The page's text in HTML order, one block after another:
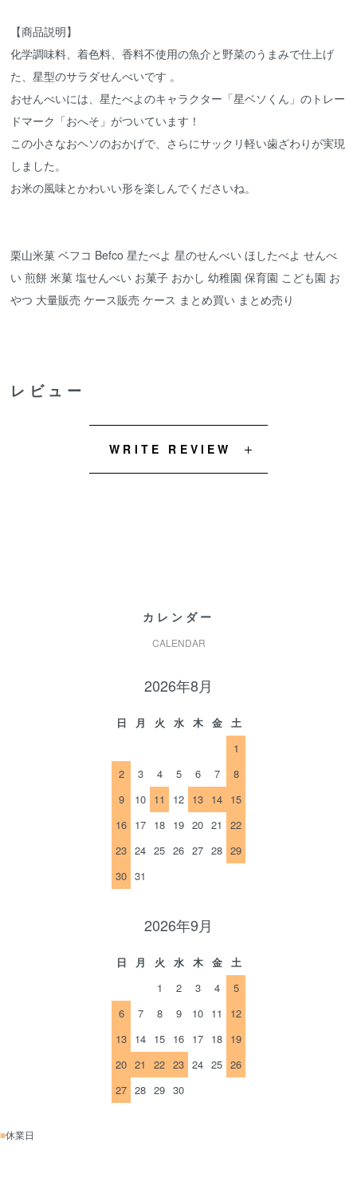
【商品説明】
化学調味料、着色料、香料不使用の魚介と野菜のうまみで仕上げ
た、星型のサラダせんべいです 。
おせんべいには、星たべよのキャラクター「星ベソくん」のトレー
ドマーク「おへそ」がついています！
この小さなおヘソのおかげで、さらにサックリ軽い歯ざわりが実現
しました。
お米の風味とかわいい形を楽しんでくださいね。
栗山米菓 ベフコ Befco 星たべよ 星のせんべい ほしたべよ せんべ
い 煎餅 米菓 塩せんべい お菓子 おかし 幼稚園 保育園 こども園 お
やつ 大量販売 ケース販売 ケース まとめ買い まとめ売り
レビュー
WRITE REVIEW
カレンダー
CALENDAR
2026年8月
日 月 火 水 木 金
土
1
2
3 4 5 6 7
8
9
10 11 12 13 14 15
16 17 18 19 20 21
22
23 24 25 26 27 28 29
30 31
2026年9月
日 月 火 水 木 金
土
1
2 3 4
5
6
7 8 9 10 11
12
13 14 15 16 17 18 19
20 21 22 23 24 25 26
27 28 29 30
■休業日